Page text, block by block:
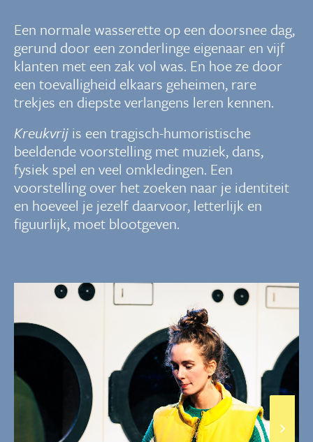
Een normale wasserette op een doorsnee dag,
gerund door een zonderlinge eigenaar en vijf
klanten met een zak vol was. En hoe ze door
een toevalligheid elkaars geheimen, rare
trekjes en diepste verlangens leren kennen.
Kreukvrij is een tragisch-humoristische
beeldende voorstelling met muziek, dans,
fysiek spel en veel omkledingen. Een
voorstelling over het zoeken naar je identiteit
en hoeveel je jezelf daarvoor, letterlijk en
figuurlijk, moet blootgeven.